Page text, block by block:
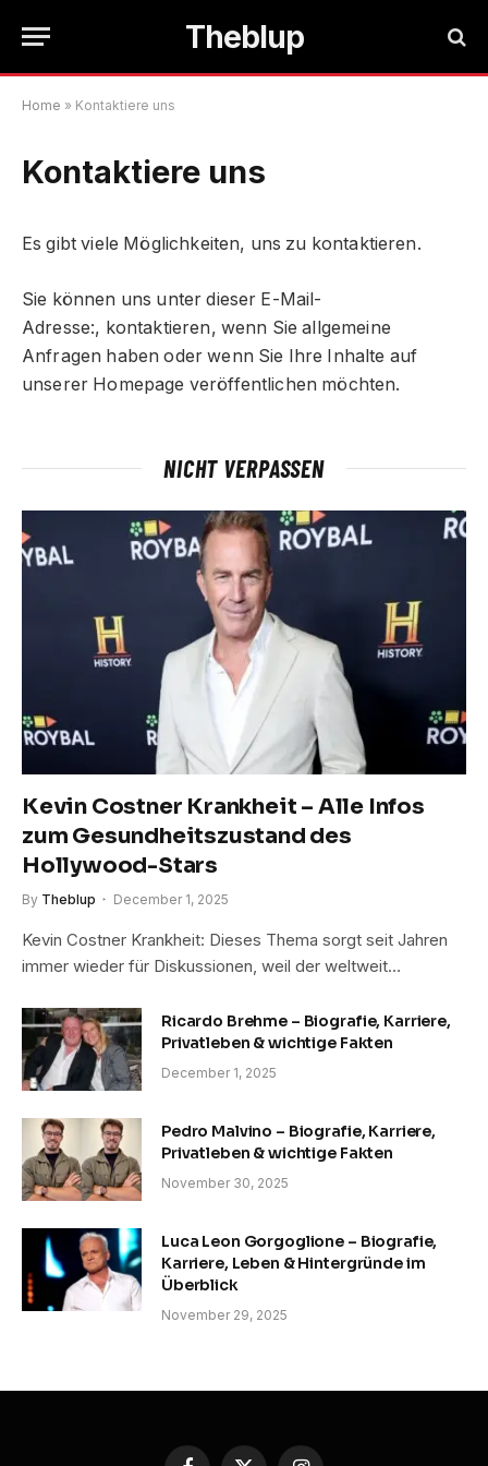
Theblup
Home » Kontaktiere uns
Kontaktiere uns
Es gibt viele Möglichkeiten, uns zu kontaktieren.
Sie können uns unter dieser E-Mail-
Adresse:, kontaktieren, wenn Sie allgemeine
Anfragen haben oder wenn Sie Ihre Inhalte auf
unserer Homepage veröffentlichen möchten.
NICHT VERPASSEN
Kevin Costner Krankheit – Alle Infos
zum Gesundheitszustand des
Hollywood-Stars
By Theblup December 1, 2025
Kevin Costner Krankheit: Dieses Thema sorgt seit Jahren
immer wieder für Diskussionen, weil der weltweit…
Ricardo Brehme – Biografie, Karriere,
Privatleben & wichtige Fakten
December 1, 2025
Pedro Malvino – Biografie, Karriere,
Privatleben & wichtige Fakten
November 30, 2025
Luca Leon Gorgoglione – Biografie,
Karriere, Leben & Hintergründe im
Überblick
November 29, 2025